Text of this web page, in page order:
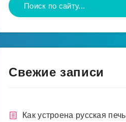
Свежие записи
Как устроена русская печь